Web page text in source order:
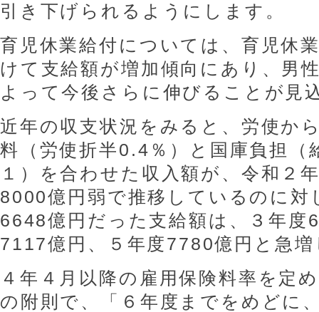
引き下げられるようにします。
育児休業給付については、育児休
けて支給額が増加傾向にあり、男
よって今後さらに伸びることが見
近年の収支状況をみると、労使か
料（労使折半0.4％）と国庫負担（
１）を合わせた収入額が、令和２
8000億円弱で推移しているのに対
6648億円だった支給額は、３年度
7117億円、５年度7780億円と急
４年４月以降の雇用保険料率を定
の附則で、「６年度までをめどに